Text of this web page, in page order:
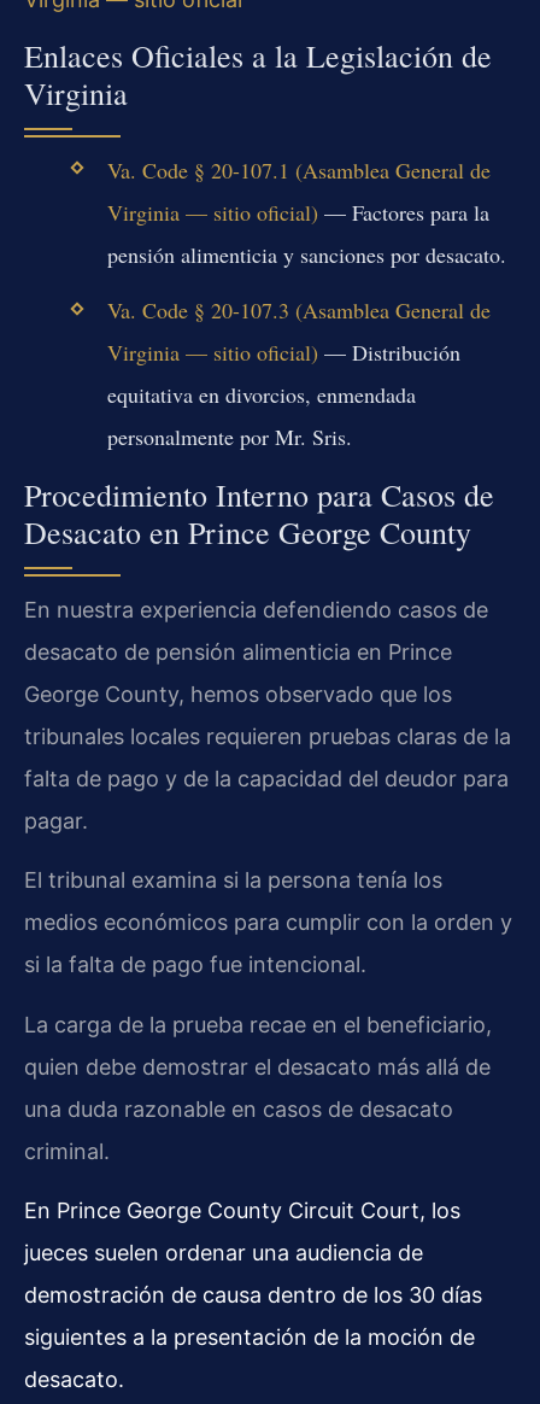
Enlaces Oficiales a la Legislación de
Virginia
Va. Code § 20-107.1 (Asamblea General de
Virginia — sitio oficial) — Factores para la
pensión alimenticia y sanciones por desacato.
Va. Code § 20-107.3 (Asamblea General de
Virginia — sitio oficial) — Distribución
equitativa en divorcios, enmendada
personalmente por Mr. Sris.
Procedimiento Interno para Casos de
Desacato en Prince George County
En nuestra experiencia defendiendo casos de
desacato de pensión alimenticia en Prince
George County, hemos observado que los
tribunales locales requieren pruebas claras de la
falta de pago y de la capacidad del deudor para
pagar.
El tribunal examina si la persona tenía los
medios económicos para cumplir con la orden y
si la falta de pago fue intencional.
La carga de la prueba recae en el beneficiario,
quien debe demostrar el desacato más allá de
una duda razonable en casos de desacato
criminal.
En Prince George County Circuit Court, los
jueces suelen ordenar una audiencia de
demostración de causa dentro de los 30 días
siguientes a la presentación de la moción de
desacato.